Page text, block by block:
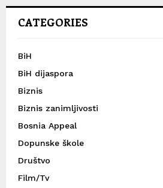
CATEGORIES
BiH
BiH dijaspora
Biznis
Biznis zanimljivosti
Bosnia Appeal
Dopunske škole
Društvo
Film/Tv